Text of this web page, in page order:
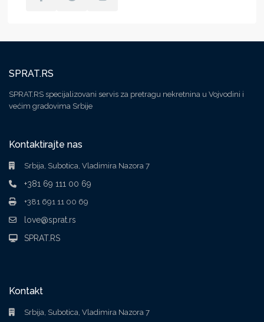
SPRAT.RS
SPRAT.RS specijalizovani servis za pretragu nekretnina u Vojvodini i
većim gradovima Srbije
Kontaktirajte nas
Srbija, Subotica, Vladimira Nazora 7
+381 69 111 00 69
+381 691 11 00 69
love@sprat.rs
SPRAT.RS
Kontakt
Srbija, Subotica, Vladimira Nazora 7